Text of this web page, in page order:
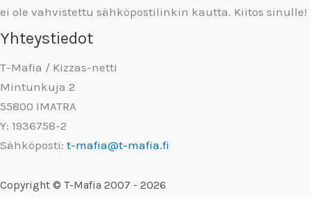
ei ole vahvistettu sähköpostilinkin kautta. Kiitos sinulle!
Yhteystiedot
T-Mafia / Kizzas-netti
Mintunkuja 2
55800 IMATRA
Y: 1936758-2
Sähköposti: t-mafia@t-mafia.fi
Copyright © T-Mafia 2007 - 2026